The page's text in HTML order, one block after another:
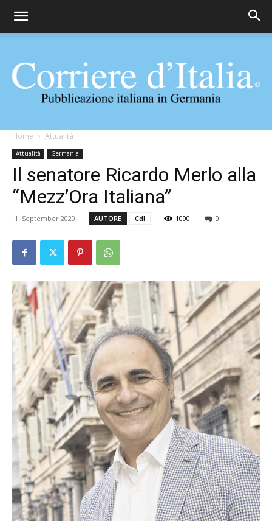
Corriere
d'Italia
Home Attualità
Attualità Germania
Il senatore Ricardo Merlo alla
“Mezz’Ora Italiana”
1. September 2020 AUTORE CdI 1090 0